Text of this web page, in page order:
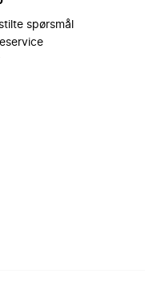
spørsmål